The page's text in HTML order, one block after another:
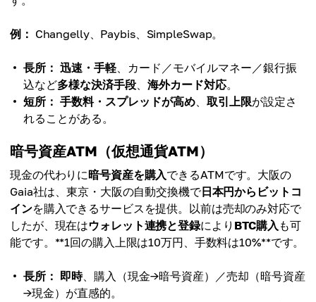
例： Changelly、Paybis、SimpleSwap。
長所： 迅速・手軽、カード／モバイルマネー／銀行振
込など多様な決済手段、 海外カード対応。
短所： 手数料・スプレッドが高め、 取引上限が設定さ
れることがある。
暗号資産ATM（仮想通貨ATM）
現金の代わりに暗号資産を購入できるATMです。大阪の
Gaia社は、東京・大阪の自動交換機で日本円からビットコ
インを購入できるサービスを提供。以前は売却のみ対応で
したが、現在はウォレット連携と登録により BTC購入 も可
能です。**1回の購入上限は10万円、手数料は10%**です。
長所： 即時、購入（現金→暗号資産）／売却（暗号資産
→現金）が直感的。